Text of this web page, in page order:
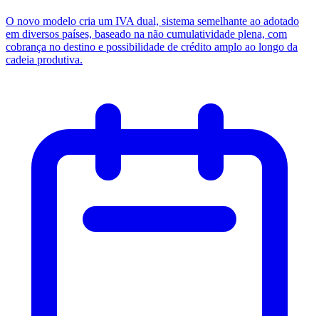
O novo modelo cria um IVA dual, sistema semelhante ao adotado
em diversos países, baseado na não cumulatividade plena, com
cobrança no destino e possibilidade de crédito amplo ao longo da
cadeia produtiva.